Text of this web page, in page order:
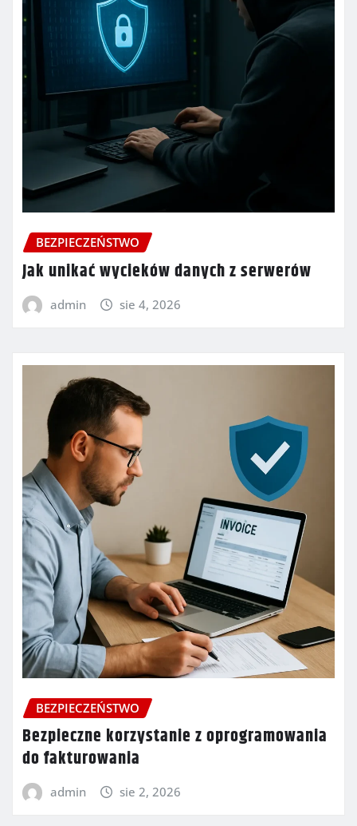
BEZPIECZEŃSTWO
Jak unikać wycieków danych z serwerów
admin sie 4, 2026
BEZPIECZEŃSTWO
Bezpieczne korzystanie z oprogramowania
do fakturowania
admin sie 2, 2026